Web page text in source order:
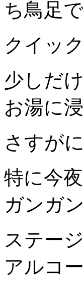
ち鳥足
クイッ
少しだけ
お湯に
さすが
特に今
ガンガ
ステー
アルコ